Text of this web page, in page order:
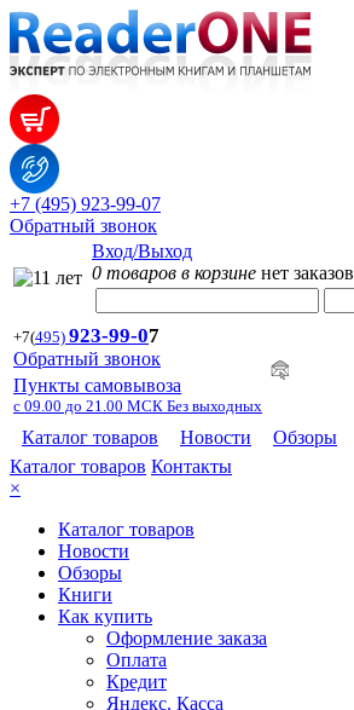
+7 (495) 923-99-07
Обратный звонок
Вход/Выход
0 товаров в корзине нет заказов
+7(495) 923-99-07
Обратный звонок
Пункты самовывоза
с 09.00 до 21.00 МСК Без выходных
Каталог товаров Новости Обзоры
Каталог товаров Контакты
×
Каталог товаров
Новости
Обзоры
Книги
Как купить
Оформление заказа
Оплата
Кредит
Яндекс. Касса